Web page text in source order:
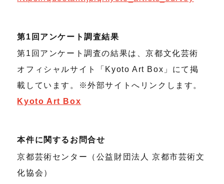
第1回アンケート調査結果
第1回アンケート調査の結果は、京都文化芸術
オフィシャルサイト「Kyoto Art Box」にて掲
載しています。※外部サイトへリンクします。
Kyoto Art Box
本件に関するお問合せ
京都芸術センター（公益財団法人 京都市芸術文
化協会）